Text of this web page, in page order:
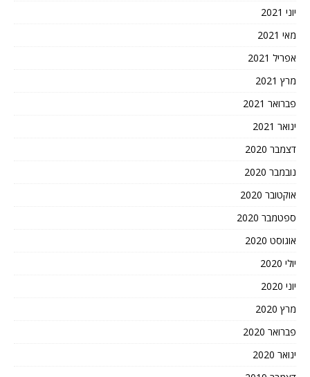
יוני 2021
מאי 2021
אפריל 2021
מרץ 2021
פברואר 2021
ינואר 2021
דצמבר 2020
נובמבר 2020
אוקטובר 2020
ספטמבר 2020
אוגוסט 2020
יולי 2020
יוני 2020
מרץ 2020
פברואר 2020
ינואר 2020